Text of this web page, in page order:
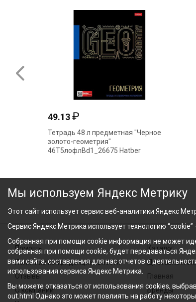
49.13₽
Тетрадь 48 л предметная "Черное
золото-геометрия"
46Т5лофлВd1_26675 Hatber
Помощь
Политика конфиденциальности
Отзывы
О компании
Каталог
Доставка и
Главная
Бренды
Мы используем Яндекс Метрику
Этот сайт использует сервис веб-аналитики Яндекс
Сервис Яндекс Метрика использует технологию
Собранная при помощи cookie информация не может
собранная при помощи cookie, будет передаваться
вами сайта, составления для нас отчетов о
использования сервиса Яндекс Метрика.
Вы можете отказаться от использования cookies,
out.html Однако это может повлиять на работу